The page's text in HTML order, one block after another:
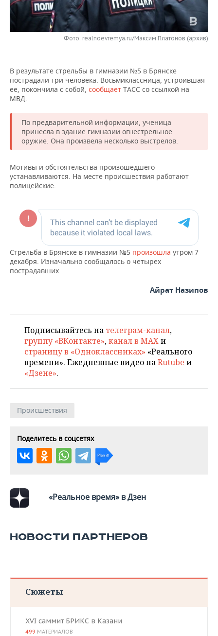
НЕФТЕХИМИЯ
НЕФТЬ
ЭНЕРГЕТИКА
РОЗНИЧНАЯ ТОРГОВЛЯ
НОВОСТИ ТЕХНОЛОГИЙ
ТЕЛЕКОММУНИКАЦИИ
МЕРОПРИЯТИЯ
НОВОСТИ МЕРОПРИЯТИЙ
БИЗНЕС-БРАНЧИ
ОТКРЫТАЯ ЛЕКЦИЯ
ФУТБОЛ
БАСКЕТБОЛ
ВОЛЕЙБОЛ
КИБЕРСПОРТ
ВОДНЫЕ ВИДЫ СПОРТА
ХОККЕЙ С МЯЧОМ
НОВОСТИ ОБЩЕСТВА
ИНФРАСТРУКТУРА
ИСТОРИЯ
КУЛЬТУРА
ОБРАЗОВАНИЕ
ПРОИСШЕСТВИЯ
ФОТОГАЛЕРЕЯ
СПРАВОЧНИК
СПИСОК ПЕРСОН
СПИСОК КОМПАНИЙ
ПОЛНАЯ ВЕРСИЯ
Фото: realnoevremya.ru/Максим Платонов (архив)
В результате стрельбы в гимназии №5 в Брянске
пострадали три человека. Восьмиклассница, устроившая
ее, покончила с собой, сообщает ТАСС со ссылкой на
МВД.
По предварительной информации, ученица
принесла в здание гимназии огнестрельное
оружие. Она произвела несколько выстрелов.
Мотивы и обстоятельства произошедшего
устанавливаются. На месте происшествия работают
полицейские.
Стрельба в Брянске в гимназии №5 произошла утром 7
декабря. Изначально сообщалось о четырех
пострадавших.
Айрат Назипов
Подписывайтесь на телеграм-канал,
группу «ВКонтакте»,канал в MAXи
страницу в «Одноклассниках» «Реального
времени». Ежедневные видео наRutube и
«Дзене».
Происшествия
Поделитесь в соцсетях
«Реальное время» в Дзен
НОВОСТИ ПАРТНЕРОВ
Сюжеты
XVI саммит БРИКС в Казани
499 МАТЕРИАЛОВ